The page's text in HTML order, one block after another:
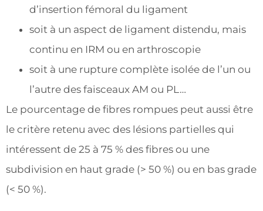
d’insertion fémoral du ligament
soit à un aspect de ligament distendu, mais
continu en IRM ou en arthroscopie
soit à une rupture complète isolée de l’un ou
l’autre des faisceaux AM ou PL…
Le pourcentage de fibres rompues peut aussi être
le critère retenu avec des lésions partielles qui
intéressent de 25 à 75 % des fibres ou une
subdivision en haut grade (> 50 %) ou en bas grade
(< 50 %).